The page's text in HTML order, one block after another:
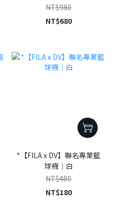
NT$980
NT$680
*【FILA x DV】聯名專業籃
球襪｜白
NT$480
NT$180